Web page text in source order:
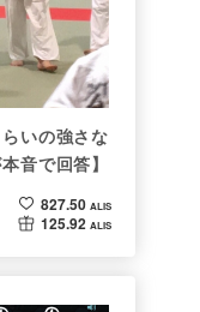
いの強さな
音で回答】
827.50 ALIS
125.92 ALIS